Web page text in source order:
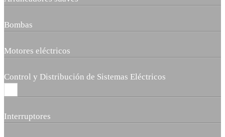
Bombas
Motores eléctricos
Control y Distribución de Sistemas Eléctricos
Interruptores